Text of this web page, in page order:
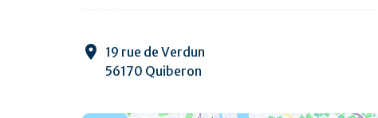
19 rue de Verdun
56170 Quiberon